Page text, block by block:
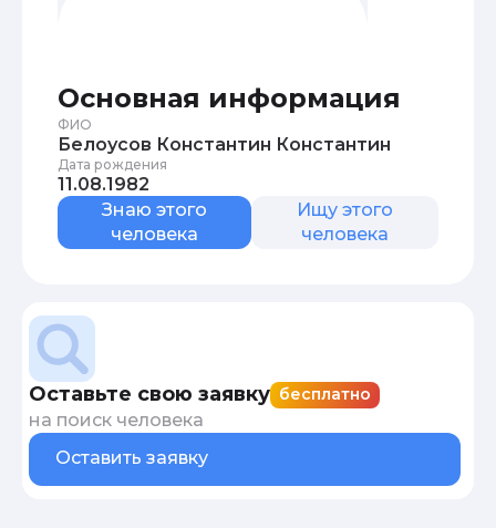
Основная информация
ФИО
Белоусов Константин Константин
Дата рождения
11.08.1982
Знаю этого
человека
Ищу этого
человека
Оставьте свою заявку бесплатно
на поиск человека
Оставить заявку